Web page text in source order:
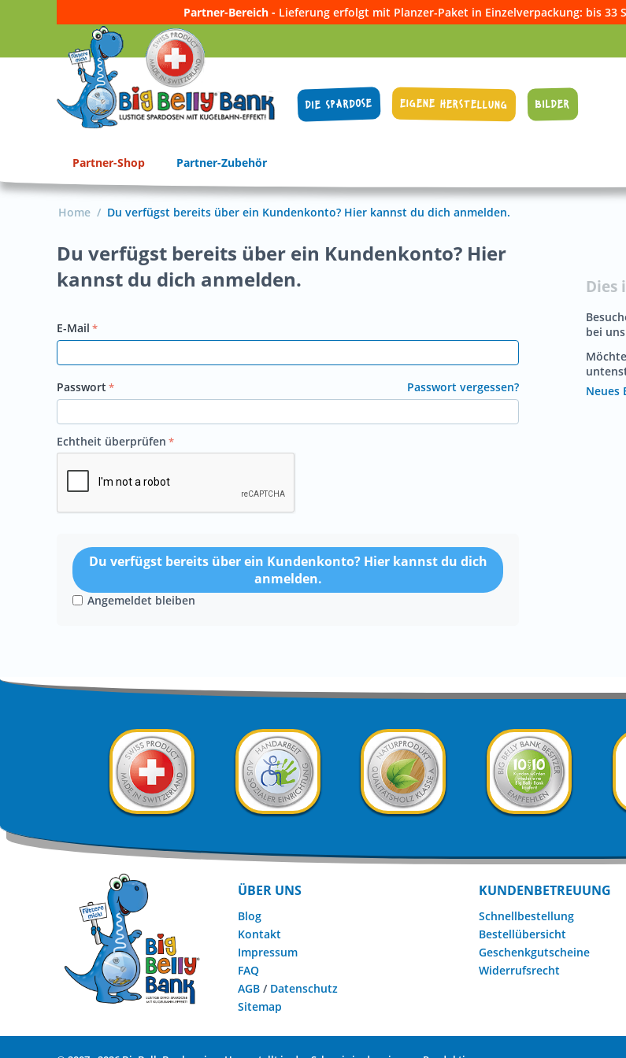
Partner-Bereich - Lieferung erfolgt mit Planzer-Paket in Einzelverpackung: bis 33
DIE SPARDOSE EIGENE HERSTELLUNG BILDER
Partner-Shop Partner-Zubehör
Home / Du verfügst bereits über ein Kundenkonto? Hier kannst du dich anmelden.
Du verfügst bereits über ein Kundenkonto? Hier
kannst du dich anmelden.
E-Mail
Passwort Passwort vergessen?
Echtheit überprüfen
Du verfügst bereits über ein Kundenkonto? Hier kannst du dich
anmelden.
Angemeldet bleiben
Dies
bei
Neues
ÜBER UNS
Blog
Kontakt
Impressum
FAQ
AGB/ Datenschutz
Sitemap
KUNDENBETREUUNG
Schnellbestellung
Bestellübersicht
Geschenkgutscheine
Widerrufsrecht